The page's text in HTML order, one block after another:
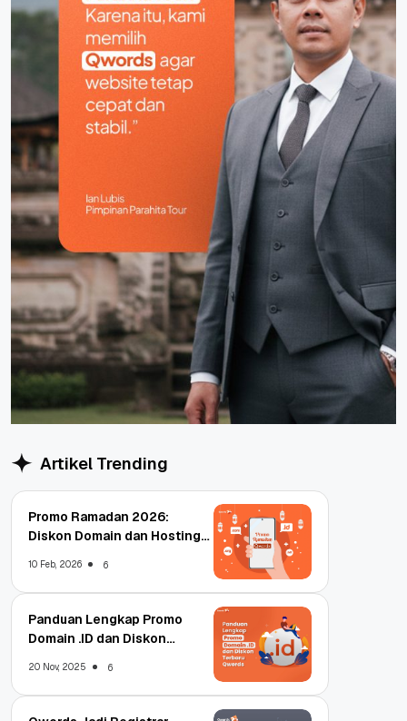
Artikel Trending
Promo Ramadan 2026:
Diskon Domain dan Hosting
10 Feb, 2026 6
Panduan Lengkap Promo
Domain .ID dan Diskon
20 Nov, 2025 6